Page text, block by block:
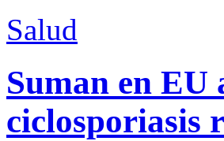
Salud
Suman en EU
ciclosporiasis